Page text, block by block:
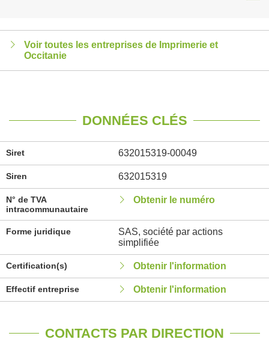
Voir toutes les entreprises de Imprimerie et
Occitanie
DONNÉES CLÉS
Siret 632015319-00049
Siren 632015319
N° de TVA
intracommunautaire
Obtenir le numéro
Forme juridique
SAS, société par actions
simplifiée
Certification(s) Obtenir l'information
Effectif entreprise Obtenir l'information
CONTACTS PAR DIRECTION